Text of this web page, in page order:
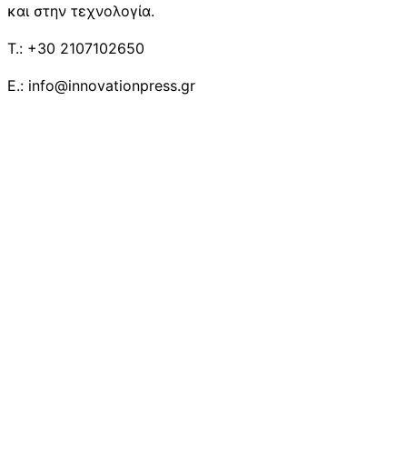
και στην τεχνολογία.
T.: +30 2107102650
E.: info@innovationpress.gr